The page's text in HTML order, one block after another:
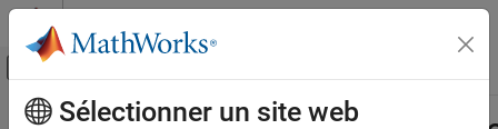
Passer au contenu
Activer/désactiver l'affichage du menu
Accueil de la documentation
Contenu principal
Sélectionner un site web